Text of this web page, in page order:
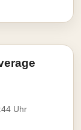
Uhr